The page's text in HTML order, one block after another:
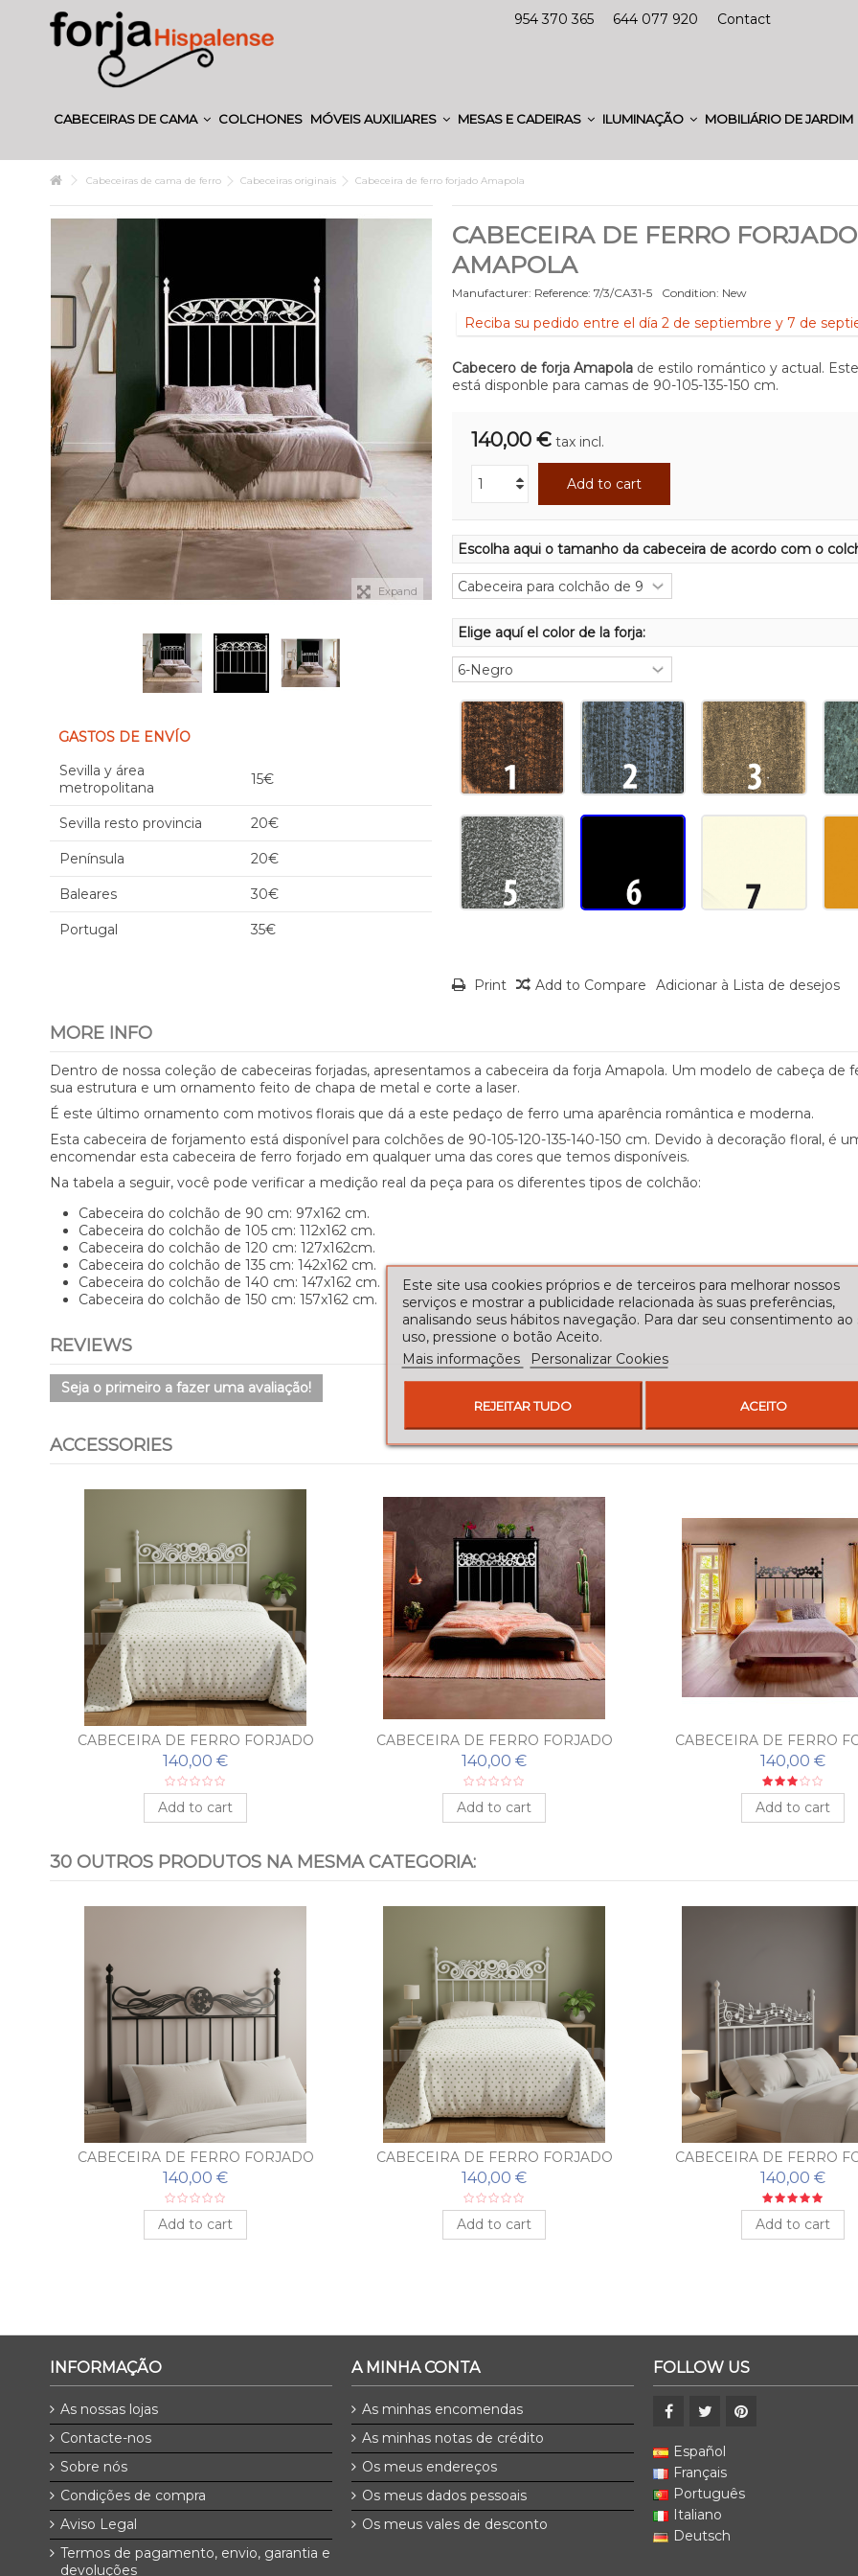
954 370 365 644 077 920 Contact
CABECEIRAS DE CAMA COLCHONES MÓVEIS AUXILIARES MESAS E CADEIRAS ILUMINAÇÃO MOBILIÁRIO DE JARDIM
Cabeceiras de cama de ferro Cabeceiras originais Cabeceira de ferro forjado Amapola
Expand
GASTOS DE ENVÍO
Sevilla y área
metropolitana
15€
Sevilla resto provincia 20€
Península 20€
Baleares 30€
Portugal 35€
CABECEIRA DE FERRO FORJADO
AMAPOLA
Manufacturer: Reference: 7/3/CA31-5 Condition: New
Reciba su pedido entre el día 2 de septiembre y 7 de
Cabecero de forja Amapolade estilo romántico y actual.
está disponble para camas de 90-105-135-150 cm.
140,00 € tax incl.
Add to cart
Escolha aqui o tamanho da cabeceira de acordo com o
Elige aquí el color de la forja:
Print Add to Compare Adicionar à Lista de desejos
MORE INFO
Dentro de nossa coleção de cabeceiras forjadas, apresentamos a cabeceira da forja Amapola. Um modelo de cabeça
sua estrutura e um ornamento feito de chapa de metal e corte a laser.
É este último ornamento com motivos florais que dá a este pedaço de ferro uma aparência romântica e moderna.
Esta cabeceira de forjamento está disponível para colchões de 90-105-120-135-140-150 cm. Devido à decoração floral, é
encomendar esta cabeceira de ferro forjado em qualquer uma das cores que temos disponíveis.
Na tabela a seguir, você pode verificar a medição real da peça para os diferentes tipos de colchão:
Cabeceira do colchão de 90 cm: 97x162 cm.
Cabeceira do colchão de 105 cm: 112x162 cm.
Cabeceira do colchão de 120 cm: 127x162cm.
Cabeceira do colchão de 135 cm: 142x162 cm.
Cabeceira do colchão de 140 cm: 147x162 cm.
Cabeceira do colchão de 150 cm: 157x162 cm.
REVIEWS
Seja o primeiro a fazer uma avaliação!
ACCESSORIES
CABECEIRA DE FERRO FORJADO
TERRA
140,00 €
Add to cart
CABECEIRA DE FERRO FORJADO
MORLA
140,00 €
Add to cart
CABECEIRA DE FERRO
MARGARET
140,00 €
Add to cart
30 OUTROS PRODUTOS NA MESMA CATEGORIA:
CABECEIRA DE FERRO FORJADO
LUNA Y ESTRELLAS
140,00 €
Add to cart
CABECEIRA DE FERRO FORJADO
TERRA
140,00 €
Add to cart
CABECEIRA DE FERRO
MÚSICA
140,00 €
Add to cart
INFORMAÇÃO
As nossas lojas
Contacte-nos
Sobre nós
Condições de compra
Aviso Legal
Termos de pagamento, envio, garantia e
devoluções
A MINHA CONTA
As minhas encomendas
As minhas notas de crédito
Os meus endereços
Os meus dados pessoais
Os meus vales de desconto
FOLLOW US
Español
Français
Português
Italiano
Deutsch
Este site usa cookies próprios e de terceiros para melhorar nossos
serviços e mostrar a publicidade relacionada às suas preferências,
analisando seus hábitos navegação. Para dar seu consentimento ao
uso, pressione o botão Aceito.
Mais informações
Personalizar Cookies
REJEITAR TUDO ACEITO